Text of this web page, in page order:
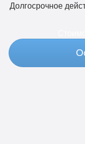
Долгосрочное